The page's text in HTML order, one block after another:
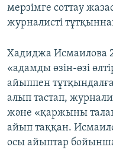
мерзімге соттау
журналисті
Хадиджа Исмаилова
«адамды өзін-өзі
айыппен
алып тастап,
және «қаржыны
айып таққан.
осы айыптар